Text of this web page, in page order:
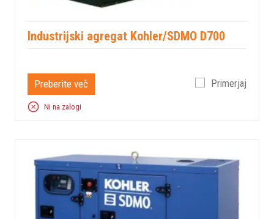
Industrijski agregat Kohler/SDMO D700
Preberite več Primerjaj
Ni na zalogi